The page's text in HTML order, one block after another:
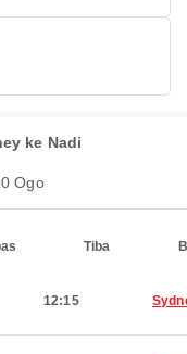
ke Nadi
Ogo
Tiba
12:15